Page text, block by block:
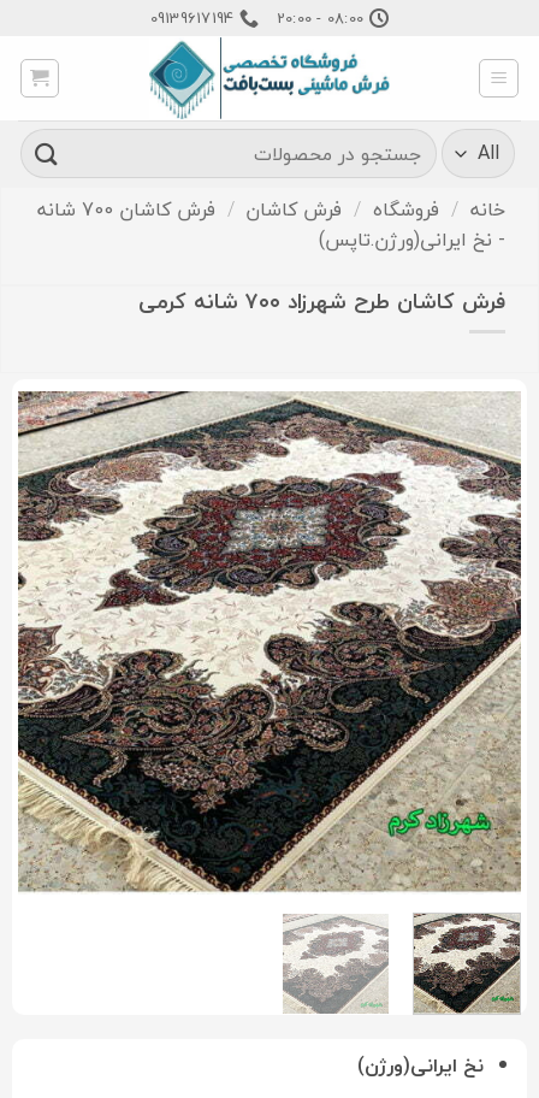
content
08:00 - 20:00
09139617194
جستجو
برای:
خانه / فروشگاه / فرش کاشان /
فرش کاشان 700 شانه
- نخ ایرانی(ورژن.تاپس)
فرش کاشان طرح شهرزاد ۷۰۰ شانه کرمی
نخ ایرانی(ورژن)